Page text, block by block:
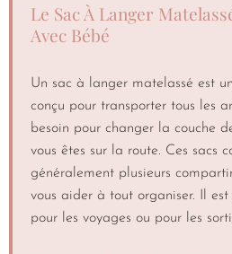
Le Sac À Langer
Avec Bébé
Un sac à langer matelassé est
conçu pour transporter tous les
besoin pour changer la couche
vous êtes sur la route. Ces sacs
généralement plusieurs
vous aider à tout organiser. Il
pour les voyages ou pour les